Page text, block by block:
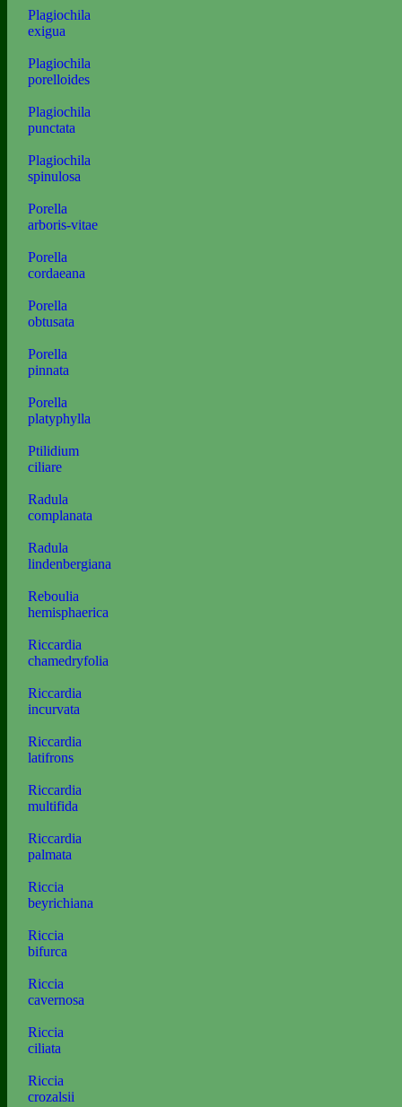
Plagiochila
exigua
Plagiochila
porelloides
Plagiochila
punctata
Plagiochila
spinulosa
Porella
arboris-vitae
Porella
cordaeana
Porella
obtusata
Porella
pinnata
Porella
platyphylla
Ptilidium
ciliare
Radula
complanata
Radula
lindenbergiana
Reboulia
hemisphaerica
Riccardia
chamedryfolia
Riccardia
incurvata
Riccardia
latifrons
Riccardia
multifida
Riccardia
palmata
Riccia
beyrichiana
Riccia
bifurca
Riccia
cavernosa
Riccia
ciliata
Riccia
crozalsii